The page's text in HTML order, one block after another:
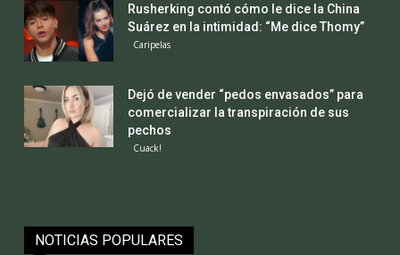
Rusherking contó cómo le dice la China
Suárez en la intimidad: “Me dice Thomy”
Caripelas
Dejó de vender “pedos envasados” para
comercializar la transpiración de sus
pechos
Cuack!
NOTICIAS POPULARES